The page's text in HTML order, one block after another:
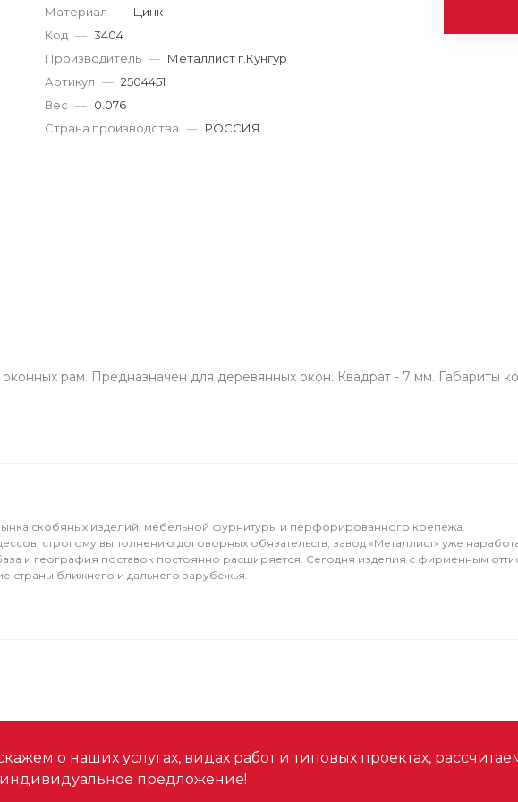
korund119@yandex.ru
Материал — Цинк
Код — 3404
Производитель — Металлист г.Кунгур
Артикул — 2504451
Вес — 0.076
Страна производства — РОССИЯ
рам. Предназначен для деревянных окон. Квадрат - 7 мм. Габариты
скобяных изделий, мебельной фурнитуры и перфорированного крепежа.
строгому выполнению договорных обязательств, завод «Металлист» уже
и география поставок постоянно расширяется. Сегодня изделия с фирменным
страны ближнего и дальнего зарубежья.
о наших услугах, видах работ и типовых проектах,
предложение!